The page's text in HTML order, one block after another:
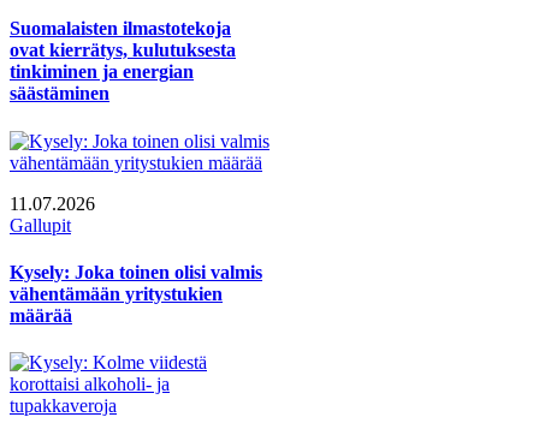
Suomalaisten ilmastotekoja
ovat kierrätys, kulutuksesta
tinkiminen ja energian
säästäminen
11.07.2026
Gallupit
Kysely: Joka toinen olisi valmis
vähentämään yritystukien
määrää